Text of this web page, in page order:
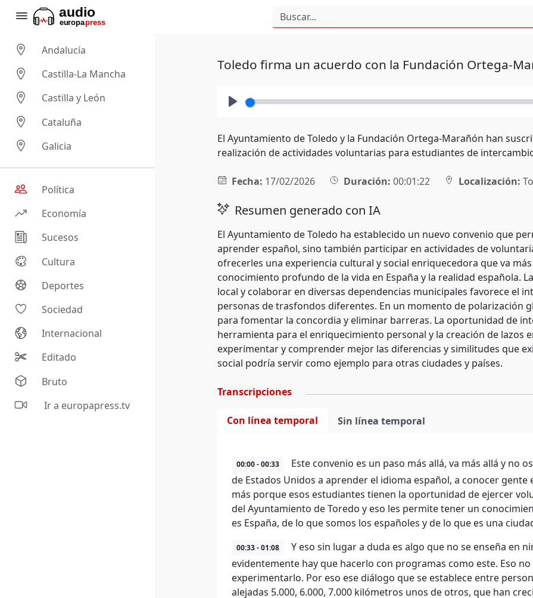
Andalucía
Castilla-La Mancha
Castilla y León
Cataluña
Galicia
Política
Economía
Sucesos
Cultura
Deportes
Sociedad
Internacional
Editado
Bruto
Ir a europapress.tv
Toledo firma un acuerdo con la Fundación Ortega-
El Ayuntamiento de Toledo y la Fundación Ortega-Marañón han
realización de actividades voluntarias para estudiantes de
Fecha: 17/02/2026 Duración: 00:01:22 Localización:
Resumen generado con IA
El Ayuntamiento de Toledo ha establecido un nuevo convenio que
aprender español, sino también participar en actividades de
ofrecerles una experiencia cultural y social enriquecedora que va
conocimiento profundo de la vida en España y la realidad española.
local y colaborar en diversas dependencias municipales favorece el
personas de trasfondos diferentes. En un momento de polarización
para fomentar la concordia y eliminar barreras. La oportunidad de
herramienta para el enriquecimiento personal y la creación de
experimentar y comprender mejor las diferencias y similitudes que
social podría servir como ejemplo para otras ciudades y países.
Transcripciones
Con línea temporal Sin línea temporal
00:00 - 00:33
Este convenio es un paso más allá, va más allá y no
de Estados Unidos a aprender el idioma español, a conocer gente
más porque esos estudiantes tienen la oportunidad de ejercer
del Ayuntamiento de Toredo y eso les permite tener un
es España, de lo que somos los españoles y de lo que es una
00:33 - 01:08
Y eso sin lugar a duda es algo que no se enseña en
evidentemente hay que hacerlo con programas como este. Eso
experimentarlo. Por eso ese diálogo que se establece entre
alejadas 5.000, 6.000, 7.000 kilómetros unos de otros, que han